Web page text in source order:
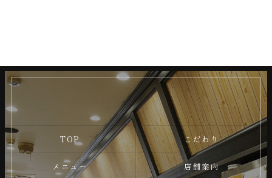
TOP こだわり
メニュー 店舗案内